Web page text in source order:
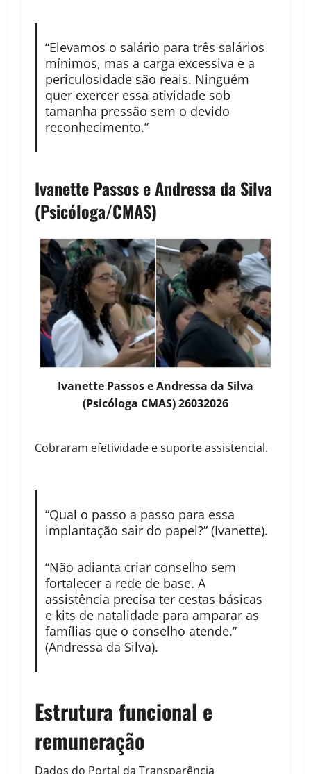
“Elevamos o salário para três salários
mínimos, mas a carga excessiva e a
periculosidade são reais. Ninguém
quer exercer essa atividade sob
tamanha pressão sem o devido
reconhecimento.”
Ivanette Passos e Andressa da Silva
(Psicóloga/CMAS)
Ivanette Passos e Andressa da Silva
(Psicóloga CMAS) 26032026
Cobraram efetividade e suporte assistencial.
“Qual o passo a passo para essa
implantação sair do papel?” (Ivanette).
“Não adianta criar conselho sem
fortalecer a rede de base. A
assistência precisa ter cestas básicas
e kits de natalidade para amparar as
famílias que o conselho atende.”
(Andressa da Silva).
Estrutura funcional e
remuneração
Dados do Portal da Transparência